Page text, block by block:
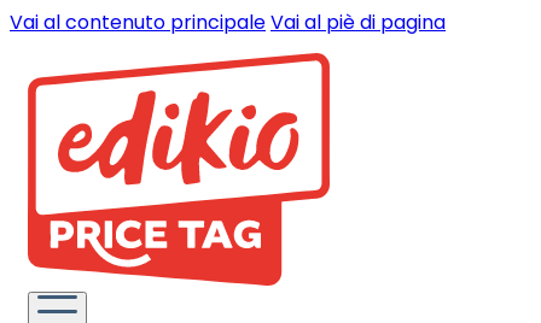
Vai al contenuto principaleVai al piè di pagina